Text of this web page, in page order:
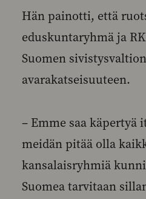
Hän painotti, että
eduskuntaryhmä ja
Suomen
avarakatseisuuteen.
– Emme saa käpertyä
meidän pitää olla
kansalaisryhmiä
Suomea tarvitaan